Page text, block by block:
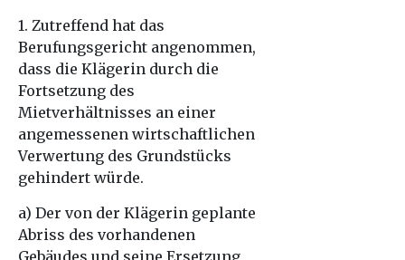
1. Zutreffend hat das
Berufungsgericht angenommen,
dass die Klägerin durch die
Fortsetzung des
Mietverhältnisses an einer
angemessenen wirtschaftlichen
Verwertung des Grundstücks
gehindert würde.
a) Der von der Klägerin geplante
Abriss des vorhandenen
Gebäudes und seine Ersetzung